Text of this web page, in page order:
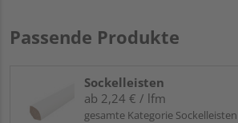
Passende Produkte
Sockelleisten
ab 2,24 € / lfm
gesamte Kategorie